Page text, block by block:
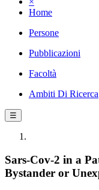
Home
Persone
Pubblicazioni
Facoltà
Ambiti Di Ricerca
☰
Sars‐Cov‐2 in a
Bystander or